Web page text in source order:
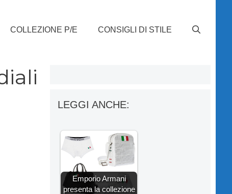
COLLEZIONE P/E CONSIGLI DI STILE
LEGGI ANCHE:
Emporio Armani
presenta la collezione